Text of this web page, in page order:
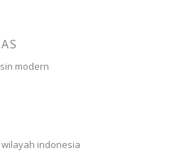
modern
indonesia